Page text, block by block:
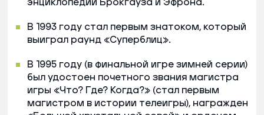
энциклопедии Брокгауза и Эфрона.
В 1993 году стал первым знатоком, который
выиграл раунд «Суперблиц».
В 1995 году (в финальной игре зимней серии)
был удостоен почетного звания магистра
игры «Что? Где? Когда?» (стал первым
магистром в истории телеигры), награжден